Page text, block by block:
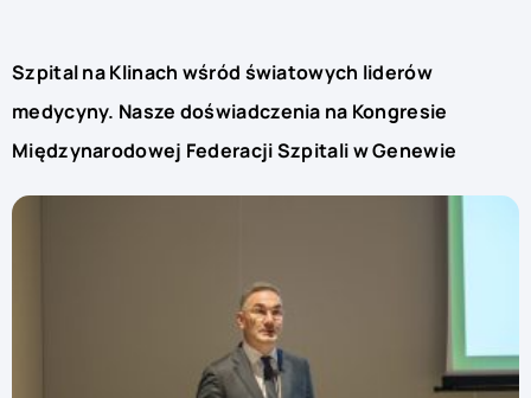
Szpital na Klinach wśród światowych liderów
medycyny. Nasze doświadczenia na Kongresie
Międzynarodowej Federacji Szpitali w Genewie